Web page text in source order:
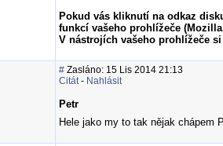
Pokud vás kliknutí na odkaz
funkcí vašeho prohlížeče
V nástrojích vašeho prohlížeče
# Zasláno: 15 Lis 2014 21:13
Citát- Nahlásit
Petr
Hele jako my to tak nějak